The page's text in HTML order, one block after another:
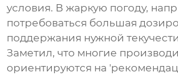
условия. В жаркую погоду,
потребоваться большая
поддержания нужной
Заметил, что многие
ориентируются на